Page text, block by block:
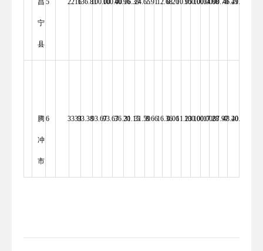
5
昌
宁
县
2216 136.81 100.00 100.00 40.96 16.39 24.65 7.91 12.68 0.20 10.95 100.00 100.00 14.08 90.70 46.29
6
腾
冲
市
3333 93.38 93.67 93.67 36.20 31.15 31.59 8.66 16.36 0.06 11.23 100.00 100.00 17.28 87.97 48.20